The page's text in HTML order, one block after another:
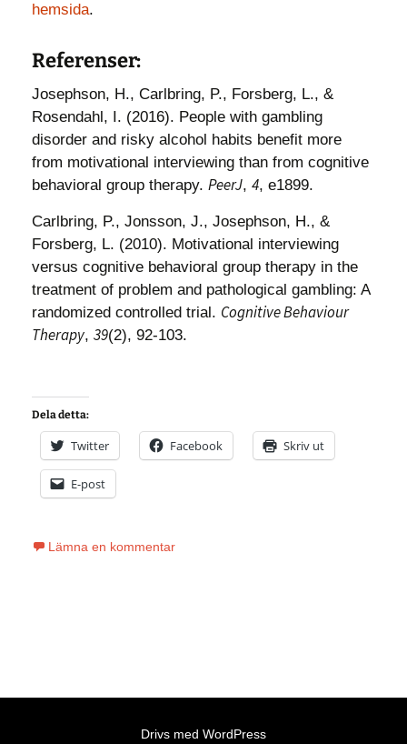
hemsida.
Referenser:
Josephson, H., Carlbring, P., Forsberg, L., &
Rosendahl, I. (2016). People with gambling
disorder and risky alcohol habits benefit more
from motivational interviewing than from cognitive
behavioral group therapy. PeerJ, 4, e1899.
Carlbring, P., Jonsson, J., Josephson, H., &
Forsberg, L. (2010). Motivational interviewing
versus cognitive behavioral group therapy in the
treatment of problem and pathological gambling: A
randomized controlled trial. Cognitive Behaviour
Therapy, 39(2), 92-103.
Dela detta:
Twitter Facebook Skriv ut
E-post
Lämna en kommentar
Drivs med WordPress